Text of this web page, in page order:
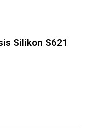
Silikon S621